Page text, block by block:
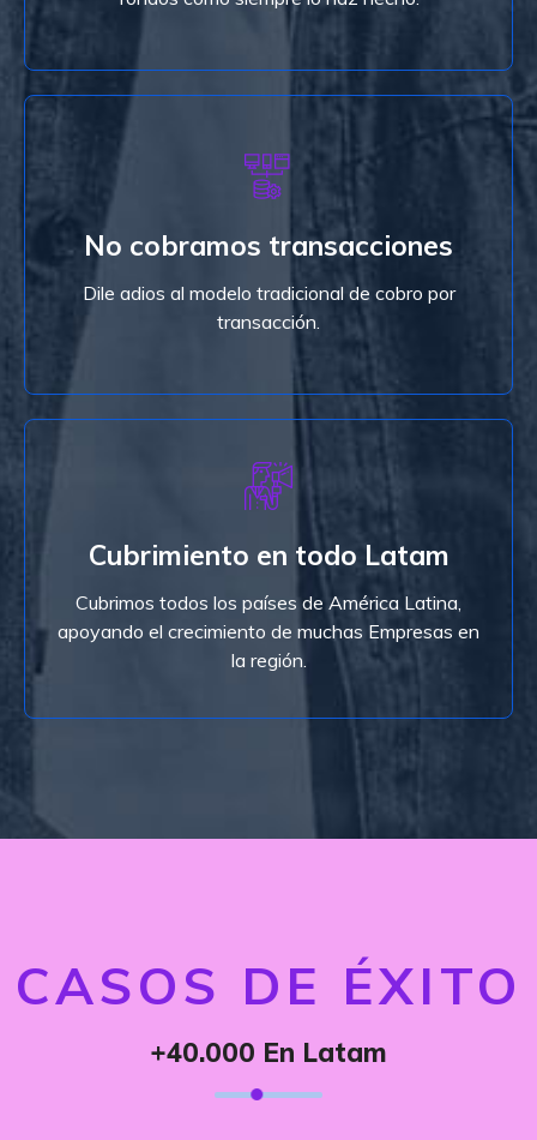
No cobramos transacciones
Dile adios al modelo tradicional de cobro por
transacción.
No cobramos transacciones
Con nuestro modelo de implementación solo
pagas una mensualidad, ahora podrás crecer con
tranquilidad.
Ver Planes
Cubrimiento en todo Latam
Cubrimos todos los países de América Latina,
apoyando el crecimiento de muchas Empresas en
la región.
Latino América
Cubrimos todos los países de Latino América con
nuestra solución. Si eres un procesador en la
región y deseas ser integrado, no dudes en
escribirnos.
Ver Planes
CASOS DE ÉXITO
+40.000 En Latam